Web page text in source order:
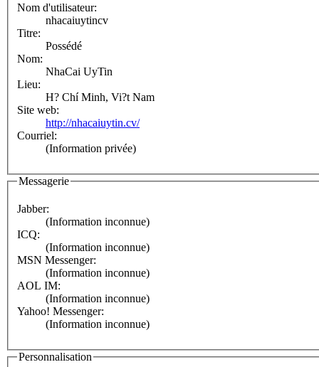
Nom d'utilisateur:
nhacaiuytincv
Titre:
Possédé
Nom:
NhaCai UyTin
Lieu:
H? Chí Minh, Vi?t Nam
Site web:
http://nhacaiuytin.cv/
Courriel:
(Information privée)
Messagerie
Jabber:
(Information inconnue)
ICQ:
(Information inconnue)
MSN Messenger:
(Information inconnue)
AOL IM:
(Information inconnue)
Yahoo! Messenger:
(Information inconnue)
Personnalisation